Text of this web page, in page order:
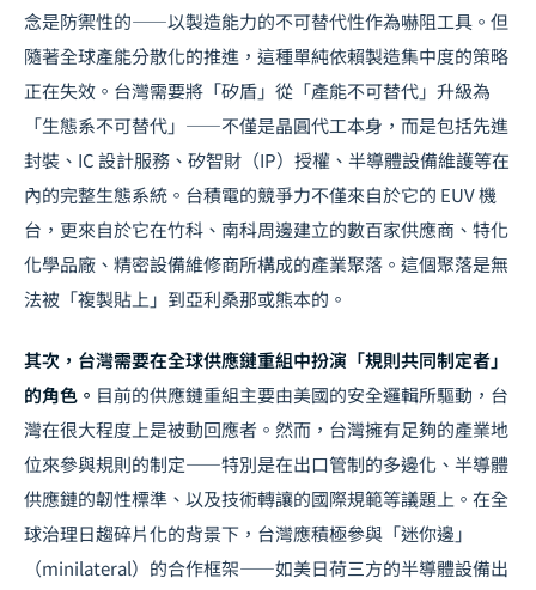
念是防禦性的——以製造能力的不可替代性作為嚇阻工具。但
隨著全球產能分散化的推進，這種單純依賴製造集中度的策略
正在失效。台灣需要將「矽盾」從「產能不可替代」升級為
「生態系不可替代」——不僅是晶圓代工本身，而是包括先進
封裝、IC 設計服務、矽智財（IP）授權、半導體設備維護等在
內的完整生態系統。台積電的競爭力不僅來自於它的 EUV 機
台，更來自於它在竹科、南科周邊建立的數百家供應商、特化
化學品廠、精密設備維修商所構成的產業聚落。這個聚落是無
法被「複製貼上」到亞利桑那或熊本的。
其次，台灣需要在全球供應鏈重組中扮演「規則共同制定者」
的角色。 目前的供應鏈重組主要由美國的安全邏輯所驅動，台
灣在很大程度上是被動回應者。然而，台灣擁有足夠的產業地
位來參與規則的制定——特別是在出口管制的多邊化、半導體
供應鏈的韌性標準、以及技術轉讓的國際規範等議題上。在全
球治理日趨碎片化的背景下，台灣應積極參與「迷你邊」
（minilateral）的合作框架——如美日荷三方的半導體設備出